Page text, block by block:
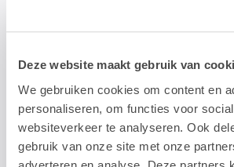
Deze website maakt gebruik van
We gebruiken cookies om content en
personaliseren, om functies voor
websiteverkeer te analyseren. Ook
gebruik van onze site met onze
Installation &